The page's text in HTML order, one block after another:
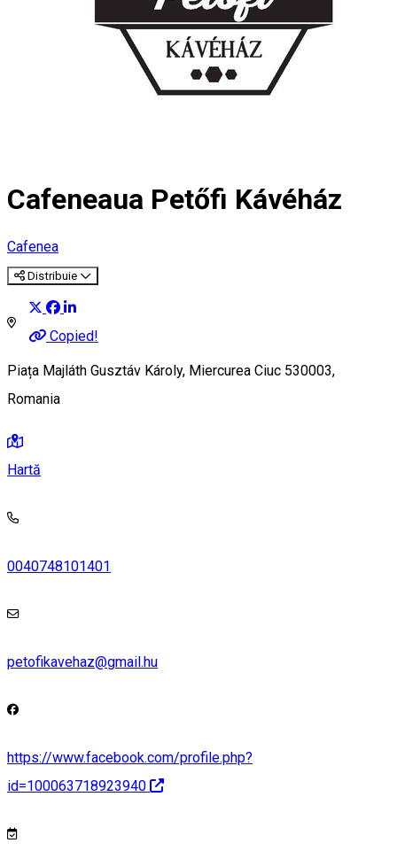
Cafeneaua Petőfi Kávéház
Cafenea
Distribuie
Copied!
Piața Majláth Gusztáv Károly, Miercurea Ciuc 530003,
Romania
Hartă
0040748101401
petofikavehaz@gmail.hu
https://www.facebook.com/profile.php?
id=100063718923940